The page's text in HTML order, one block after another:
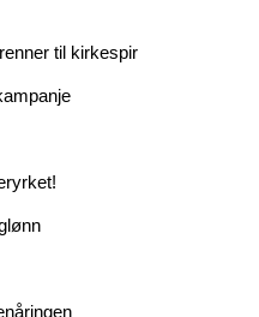
til kirkespir